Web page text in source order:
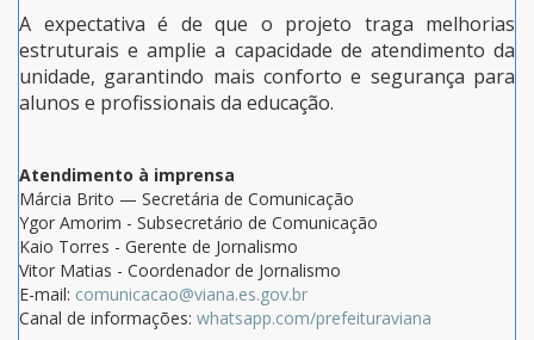
A expectativa é de que o projeto traga melhorias
estruturais e amplie a capacidade de atendimento da
unidade, garantindo mais conforto e segurança para
alunos e profissionais da educação.
Atendimento à imprensa
Márcia Brito — Secretária de Comunicação
Ygor Amorim - Subsecretário de Comunicação
Kaio Torres - Gerente de Jornalismo
Vitor Matias - Coordenador de Jornalismo
E-mail: comunicacao@viana.es.gov.br
Canal de informações: whatsapp.com/prefeituraviana